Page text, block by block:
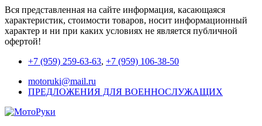
Вся представленная на сайте информация, касающаяся
характеристик, стоимости товаров, носит информационный
характер и ни при каких условиях не является публичной
офертой!
+7 (959) 259-63-63, +7 (959) 106-38-50
motoruki@mail.ru
ПРЕДЛОЖЕНИЯ ДЛЯ ВОЕННОСЛУЖАЩИХ